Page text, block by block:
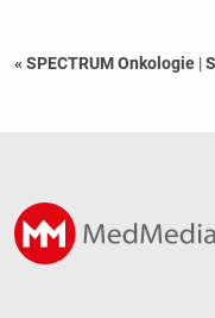
« SPECTRUM Onkologie |